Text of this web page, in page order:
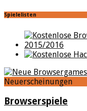
Spielelisten
Neuerscheinungen
Browserspiele